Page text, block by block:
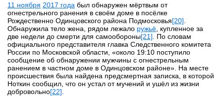
11 ноября 2017 года был обнаружен мёртвым от
огнестрельного ранения в своём доме в посёлке
Рождественно Одинцовского района Подмосковья[20]
Обнаружила тело жена, рядом лежало ружьё , купленное за
две недели до смерти для самообороны[21] . По словам
официального представителя главка Следственного комитета
России по Московской области, «около 19:10 поступило
сообщение об обнаружении мужчины с огнестрельным
ранением в частном доме в Одинцовском районе». На месте
происшествия была найдена предсмертная записка, в которой
Ноткин сообщил, что он устал от мучений и ушёл из жизни
добровольно[22]